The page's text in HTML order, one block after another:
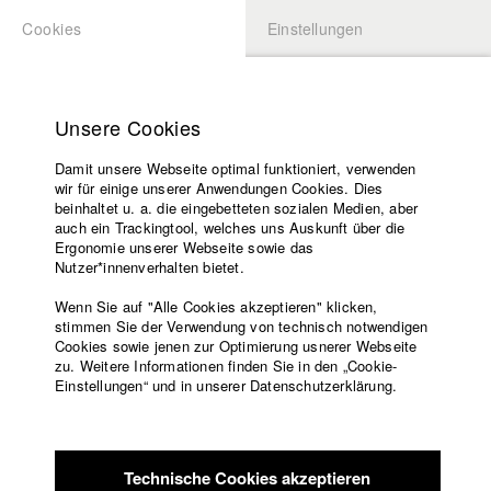
LOGIN
Lehrende
Filme
Presse
Service
Englisch
Startseite
Code of
Conduct
Übersicht meineHFF
Carolina Oswald
Abt. V - Produktion und Medienwirtschaft
Filme in der HFF Datenbank
2024 Gold Rush Regie: Justina Jürgensen/ allergikerfilm UG
(haftungsbeschränkt)
2023 Lars will nicht mehrRegie: Maurice Teepe/ Gioma Film
2022 The DeminersRegie: Michael Urs Reber/ Sova Pictures,
Le Hof Media GmbH
Cookies Einstellungen
Unsere Cookies
Damit unsere Webseite optimal funktioniert, verwenden
wir für einige unserer Anwendungen Cookies. Dies
beinhaltet u. a. die eingebetteten sozialen Medien, aber
auch ein Trackingtool, welches uns Auskunft über die
Ergonomie unserer Webseite sowie das
Nutzer*innenverhalten bietet.
Wenn Sie auf "Alle Cookies akzeptieren" klicken,
stimmen Sie der Verwendung von technisch notwendigen
Cookies sowie jenen zur Optimierung usnerer Webseite
zu. Weitere Informationen finden Sie in den „Cookie-
Einstellungen“ und in unserer Datenschutzerklärung.
Technische Cookies akzeptieren